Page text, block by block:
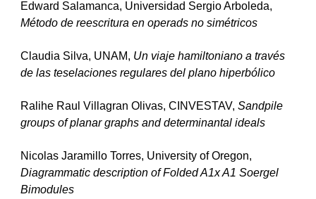
Método de reescritura en operads no simétricos
Claudia Silva, UNAM, Un viaje hamiltoniano a través
de las teselaciones regulares del plano hiperbólico
Ralihe Raul Villagran Olivas, CINVESTAV, Sandpile
groups of planar graphs and determinantal ideals
Diagrammatic description of Folded A1x A1 Soergel
Bimodules